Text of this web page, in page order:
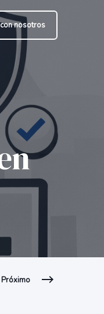
nosotros
Próximo